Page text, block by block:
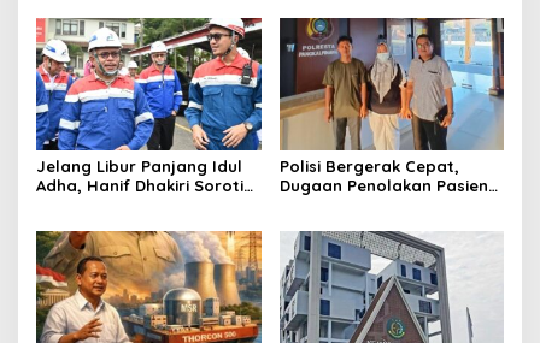
Jelang Libur Panjang Idul
Adha, Hanif Dhakiri Soroti
Polisi Bergerak Cepat,
Dugaan Penolakan Pasien